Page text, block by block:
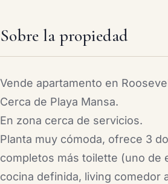
Sobre la propiedad
Vende apartamento en
Cerca de Playa Mansa.
En zona cerca de servicios.
Planta muy cómoda, ofrece 3
completos más toilette (uno de
cocina definida, living comedor